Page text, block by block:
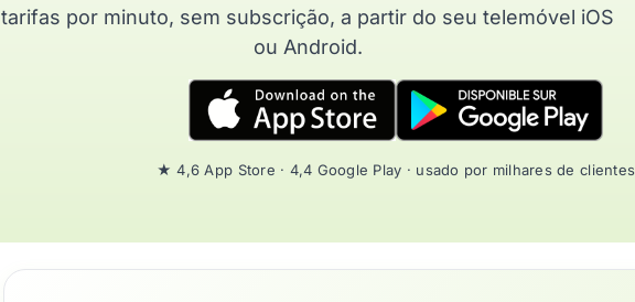
tarifas por minuto, sem subscrição, a partir do seu telemóvel iOS
ou Android.
★ 4,6 App Store · 4,4 Google Play · usado por milhares de clientes